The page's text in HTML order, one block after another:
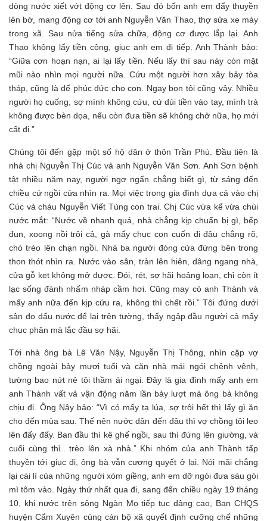
dòng nước xiết vớt động cơ lên. Sau đó bốn anh em đẩy thuyền
lên bờ, mang động cơ tới anh Nguyễn Văn Thao, thợ sửa xe máy
trong xã. Sau nửa tiếng sửa chữa, động cơ được lắp lại. Anh
Thao không lấy tiền công, giục anh em đi tiếp. Anh Thành bảo:
“Giữa cơn hoạn nạn, ai lại lấy tiền. Nếu lấy thì sau này còn mặt
mũi nào nhìn mọi người nữa. Cứu một người hơn xây bảy tòa
tháp, cũng là để phúc đức cho con. Ngay bọn tôi cũng vậy. Nhiều
người họ cuống, sợ mình không cứu, cứ dúi tiền vào tay, mình trả
không được bèn dọa, nếu còn đưa tiền sẽ không chở nữa, họ mới
cất đi.”
Chúng tôi đến gặp một số hộ dân ở thôn Trần Phú. Đầu tiên là
nhà chị Nguyễn Thị Cúc và anh Nguyễn Văn Sơn. Anh Sơn bệnh
tật nhiều năm nay, người ngơ ngẩn chẳng biết gì, từ sáng đến
chiều cứ ngồi cửa nhìn ra. Mọi việc trong gia đình dựa cả vào chị
Cúc và cháu Nguyễn Viết Tùng con trai. Chị Cúc vừa kể vừa chùi
nước mắt: “Nước về nhanh quá, nhà chẳng kịp chuẩn bị gì, bếp
đun, xoong nồi trôi cả, gà mấy chục con cuốn đi đâu chẳng rõ,
chó trèo lên chạn ngồi. Nhà ba người đóng cửa đứng bên trong
thon thót nhìn ra. Nước vào sân, tràn lên hiên, dâng ngang nhà,
cửa gỗ kẹt không mở được. Đói, rét, sợ hãi hoảng loạn, chỉ còn ít
lạc sống đành nhấm nháp cầm hơi. Cũng may có anh Thành và
mấy anh nữa đến kịp cứu ra, không thì chết rồi.” Tôi đứng dưới
sân đo dấu nước để lại trên tường, thấy ngập đầu người cả mấy
chục phân mà lắc đầu sợ hãi.
Tới nhà ông bà Lê Văn Nậy, Nguyễn Thị Thông, nhìn cặp vợ
chồng ngoài bảy mươi tuổi và căn nhà mái ngói chênh vênh,
tường bao nứt nẻ tôi thầm ái ngại. Đây là gia đình mấy anh em
anh Thành vất vả vận động năm lần bảy lượt mà ông bà không
chịu đi. Ông Nậy bảo: “Vì có mấy tạ lúa, sợ trôi hết thì lấy gì ăn
cho đến mùa sau. Thế nên nước dân đến đâu thì vợ chồng tôi leo
lên đấy đấy. Ban đầu thì kê ghế ngồi, sau thì đứng lên giường, và
cuối cùng thì.. trèo lên xà nhà.” Khi nhóm của anh Thành tấp
thuyền tới giục đi, ông bà vẫn cương quyết ở lại. Nói mãi chẳng
lại cái lí của những người xóm giềng, anh em dỡ ngói đưa sáu gói
mì tôm vào. Ngày thứ nhất qua đi, sang đến chiều ngày 19 tháng
10, khi nước trên sông Ngàn Mọ tiếp tục dâng cao, Ban CHQS
huyện Cẩm Xuyên cùng cán bộ xã quyết định cưỡng chế những